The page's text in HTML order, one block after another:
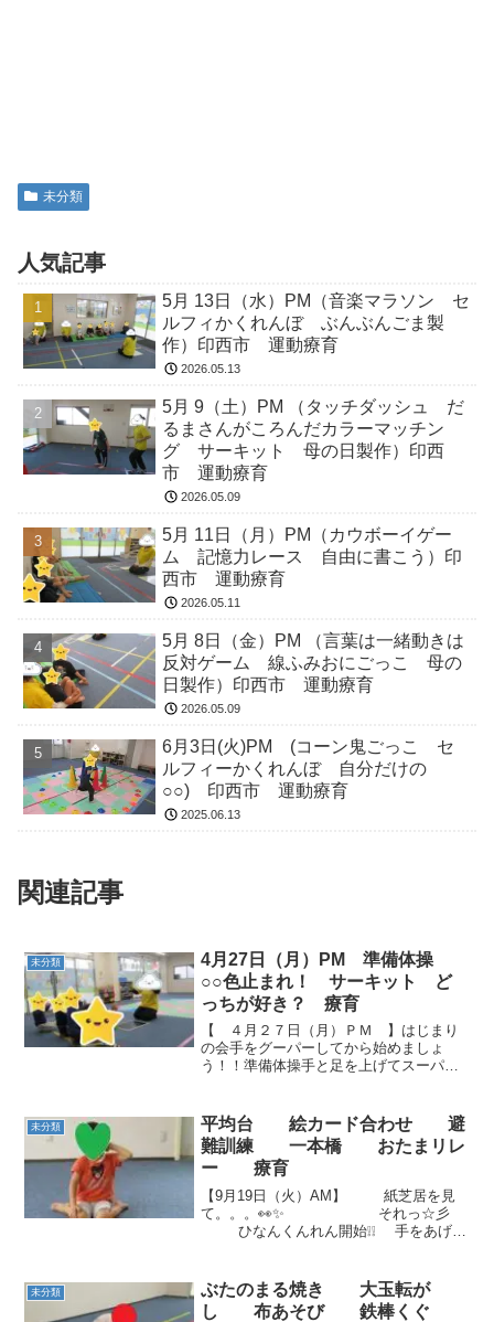
未分類
人気記事
5月 13日（水）PM（音楽マラソン セ
ルフィかくれんぼ ぶんぶんごま製
作）印西市 運動療育
2026.05.13
5月 9（土）PM （タッチダッシュ だ
るまさんがころんだカラーマッチン
グ サーキット 母の日製作）印西
市 運動療育
2026.05.09
5月 11日（月）PM（カウボーイゲー
ム 記憶力レース 自由に書こう）印
西市 運動療育
2026.05.11
5月 8日（金）PM （言葉は一緒動きは
反対ゲーム 線ふみおにごっこ 母の
日製作）印西市 運動療育
2026.05.09
6月3日(火)PM (コーン鬼ごっこ セ
ルフィーかくれんぼ 自分だけの
○○) 印西市 運動療育
2025.06.13
関連記事
未分類
4月27日（月）PM 準備体操
○○色止まれ！ サーキット ど
っちが好き？ 療育
【 ４月２７日（月）ＰＭ 】はじまり
の会手をグーパーしてから始めましょ
う！！準備体操手と足を上げてスーパー
身するよ～ さる🐵！！ つぎ
は・・・かかし！！ ...
未分類
平均台 絵カード合わせ 避
難訓練 一本橋 おたまリレ
ー 療育
【9月19日（火）AM】 紙芝居を見
て。。。👀✨ それっ☆彡
ひなんくんれん開始❕❕ 手をあげて
一...
未分類
ぶたのまる焼き 大玉転が
し 布あそび 鉄棒くぐ